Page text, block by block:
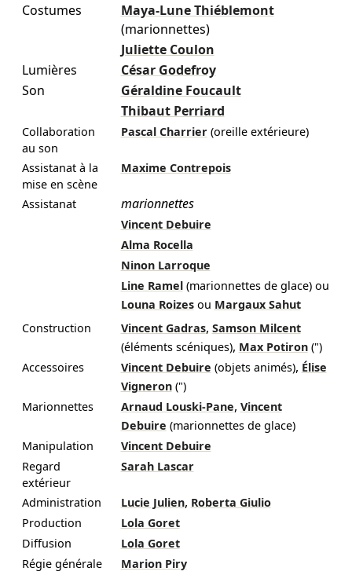
Costumes
Maya-Lune Thiéblemont
(marionnettes)
Juliette Coulon
Lumières
César Godefroy
Son
Géraldine Foucault
Thibaut Perriard
Collaboration
au son
Pascal Charrier (oreille extérieure)
Assistanat à la
mise en scène
Maxime Contrepois
Assistanat marionnettes
Vincent Debuire
Alma Rocella
Ninon Larroque
Line Ramel (marionnettes de glace) ou
Louna Roizes ou Margaux Sahut
Construction
Vincent Gadras, Samson Milcent
(éléments scéniques), Max Potiron (")
Accessoires
Vincent Debuire (objets animés), Élise
Vigneron (")
Marionnettes
Arnaud Louski-Pane, Vincent
Debuire (marionnettes de glace)
Manipulation
Vincent Debuire
Regard
extérieur
Sarah Lascar
Administration Lucie Julien, Roberta Giulio
Production
Lola Goret
Diffusion
Lola Goret
Régie générale
Marion Piry